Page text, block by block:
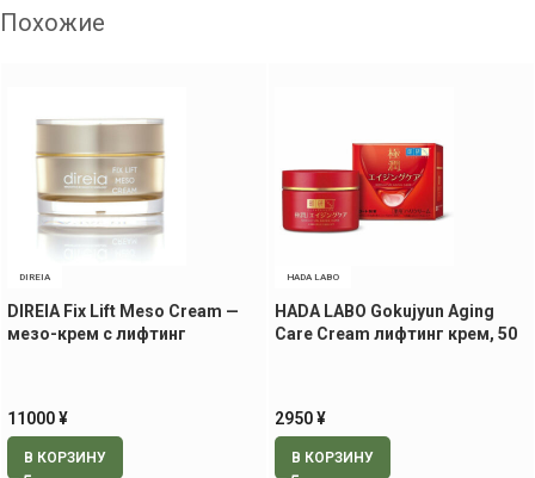
Похожие
DIREIA
DIREIA Fix Lift Meso Cream —
мезо-крем с лифтинг
11000¥
В КОРЗИНУ
HADA LABO
HADA LABO Gokujyun Aging
Care Cream лифтинг крем, 50
2950¥
В КОРЗИНУ